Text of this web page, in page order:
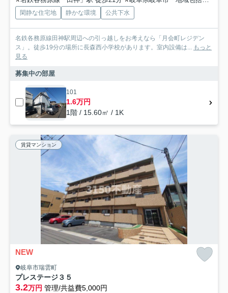
閑静な住宅地 静かな環境 公共下水
名鉄各務原線田神駅周辺への引っ越しをお考えなら「月会町レジデン
ス」。徒歩19分の場所に長森西小学校があります。室内設備は...
もっと
見る
募集中の部屋
101
1.6万円
1階 / 15.60㎡ / 1K
賃貸マンション
NEW
岐阜市瑞雲町
プレステージ３５
3.2万円 管理/共益費5,000円